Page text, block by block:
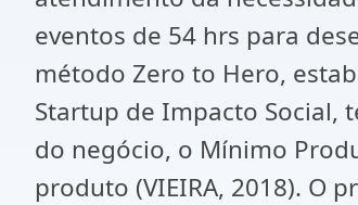
eventos de 54 hrs para
método Zero to Hero,
Startup de Impacto Social,
do negócio, o Mínimo
produto (VIEIRA, 2018). O